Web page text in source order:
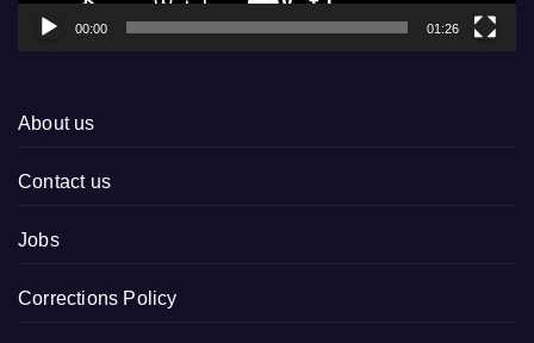
00:00 01:26
About us
Contact us
Jobs
Corrections Policy